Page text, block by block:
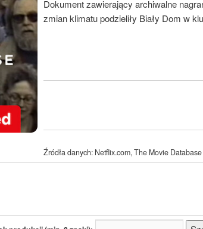
Dokument zawierający archiwalne
zmian klimatu podzieliły Biały Dom w
Źródła danych: Netflix.com, The Movie